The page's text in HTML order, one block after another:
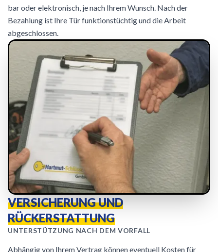
bar oder elektronisch, je nach Ihrem Wunsch. Nach der
Bezahlung ist Ihre Tür funktionstüchtig und die Arbeit
abgeschlossen.
VERSICHERUNG UND
RÜCKERSTATTUNG
UNTERSTÜTZUNG NACH DEM VORFALL
Abhängig von Ihrem Vertrag können eventuell Kosten für